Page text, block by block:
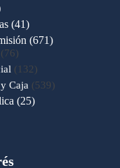
4141
productos
671671
7676
productos
132 132
productos
Caja 539539
2525
723